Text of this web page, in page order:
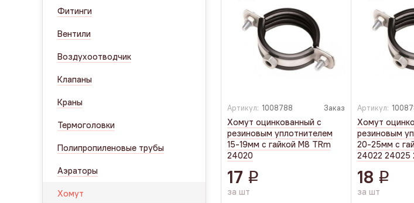
Фитинги
Вентили
Воздухоотводчик
Клапаны
Краны
Термоголовки
Полипропиленовые трубы
Аэраторы
Хомут
Артикул: 1008788 Заказ
Хомут оцинкованный с
резиновым уплотнителем
15-19мм с гайкой М8 TRm
24020
17 q
за шт
Артикул:
Хомут
резиновым
20-25мм с
24022 24025
18 q
за шт